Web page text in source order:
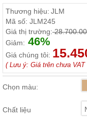
áo, bàn
trang
điểm
Nội
Phòng
Ăn
ăn,
kệ
Thương hiệu: JLM
Mã số: JLM245
Giá thị trường:
Giảm: 46%
Giá chúng tôi:
( Lưu ý: Giá trên chưa
Chọn màu:
Chất liệu